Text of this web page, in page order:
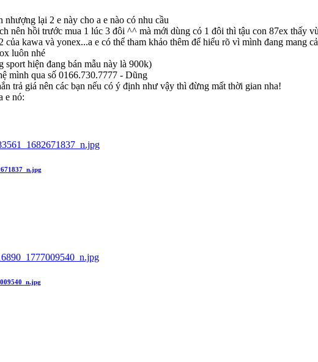
lại 2 e này cho a e nào có nhu cầu
nên hồi trước mua 1 lúc 3 đôi ^^ mà mới dùng có 1 đôi thì tậu con 87ex thấy
kawa và yonex...a e có thể tham khảo thêm để hiểu rõ vì mình đang mang
luôn nhé
sport hiện đang bán mẫu này là 900k)
mình qua số 0166.730.7777 - Dũng
trả giá nên các bạn nếu có ý định như vậy thì đừng mất thời gian nha!
e nó: